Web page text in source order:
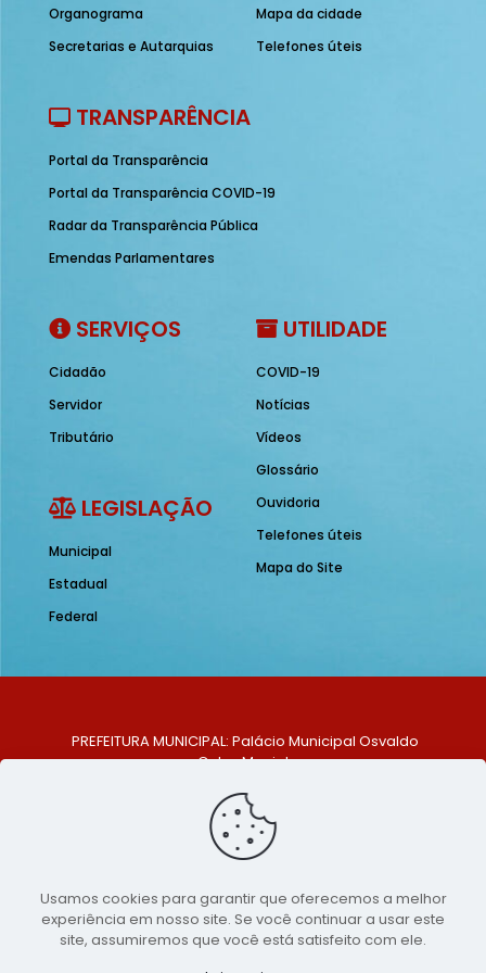
Organograma
Secretarias e Autarquias
Mapa da cidade
Telefones úteis
TRANSPARÊNCIA
Portal da Transparência
Portal da Transparência COVID-19
Radar da Transparência Pública
Emendas Parlamentares
SERVIÇOS
Cidadão
Servidor
Tributário
LEGISLAÇÃO
Municipal
Estadual
Federal
UTILIDADE
COVID-19
Notícias
Vídeos
Glossário
Ouvidoria
Telefones úteis
Mapa do Site
PREFEITURA MUNICIPAL: Palácio Municipal Osvaldo
Celso Maciel
Centro, São Bento do Una - PE. CEP: 553370-128
TELEFONE: (81) 99548-1569
E-MAIL: ouvidoria@saobentodouna.pe.gov.br
Copyright 2021-2026 - Assessoria de Comunicação da
Prefeitura de São Bento do Una - PE
Usamos cookies para garantir que oferecemos a melhor
experiência em nosso site. Se você continuar a usar este
site, assumiremos que você está satisfeito com ele.